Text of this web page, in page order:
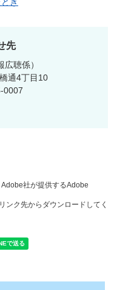
先
広聴係
通4丁目10
0007
社が提供するAdobe
ンク先からダウンロードしてく